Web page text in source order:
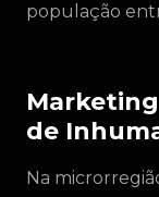
população
de
Na